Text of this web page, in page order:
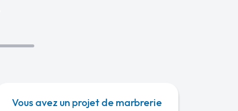
Vous avez un projet de marbrerie